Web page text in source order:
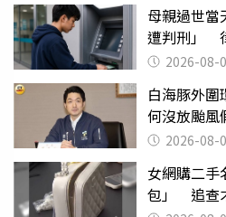
母親過世當
遭判刑」
2026-08-
白海豚外
何沒放颱
2026-08-
女網購二手
包」 追查